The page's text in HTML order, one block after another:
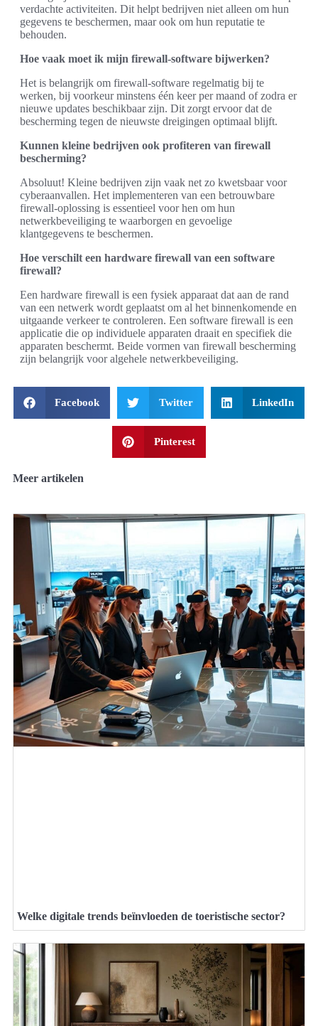
verdachte activiteiten. Dit helpt bedrijven niet alleen om hun
gegevens te beschermen, maar ook om hun reputatie te
behouden.
Hoe vaak moet ik mijn firewall-software bijwerken?
Het is belangrijk om firewall-software regelmatig bij te
werken, bij voorkeur minstens één keer per maand of zodra er
nieuwe updates beschikbaar zijn. Dit zorgt ervoor dat de
bescherming tegen de nieuwste dreigingen optimaal blijft.
Kunnen kleine bedrijven ook profiteren van firewall
bescherming?
Absoluut! Kleine bedrijven zijn vaak net zo kwetsbaar voor
cyberaanvallen. Het implementeren van een betrouwbare
firewall-oplossing is essentieel voor hen om hun
netwerkbeveiliging te waarborgen en gevoelige
klantgegevens te beschermen.
Hoe verschilt een hardware firewall van een software
firewall?
Een hardware firewall is een fysiek apparaat dat aan de rand
van een netwerk wordt geplaatst om al het binnenkomende en
uitgaande verkeer te controleren. Een software firewall is een
applicatie die op individuele apparaten draait en specifiek die
apparaten beschermt. Beide vormen van firewall bescherming
zijn belangrijk voor algehele netwerkbeveiliging.
Facebook Twitter LinkedIn
Pinterest
Meer artikelen
Welke digitale trends beïnvloeden de toeristische sector?